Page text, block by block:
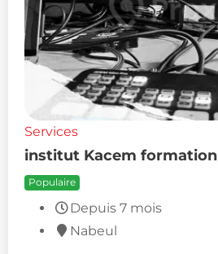
Services
institut Kacem formation
Populaire
Depuis 7 mois
Nabeul